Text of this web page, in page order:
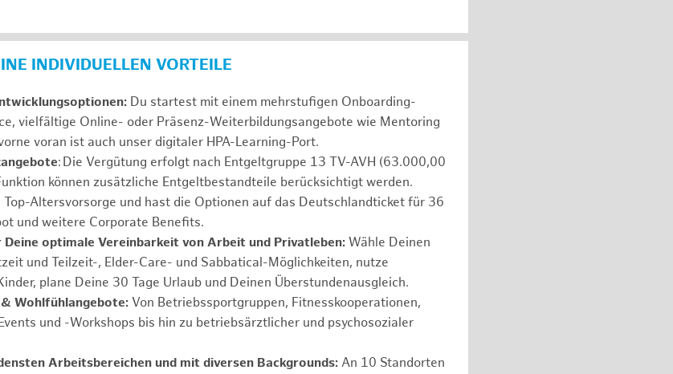
INDIVIDUELLEN VORTEILE
Du startest mit einem mehrstufigen Onboarding-
vielfältige Online- oder Präsenz-Weiterbildungsangebote wie Mentoring
voran ist auch unser digitaler HPA-Learning-Port.
: Die Vergütung erfolgt nach Entgeltgruppe 13 TV-AVH (63.000,00
können zusätzliche Entgeltbestandteile berücksichtigt werden.
Altersvorsorge und hast die Optionen auf das Deutschlandticket für 36
und weitere Corporate Benefits.
optimale Vereinbarkeit von Arbeit und Privatleben: Wähle Deinen
und Teilzeit-, Elder-Care- und Sabbatical-Möglichkeiten, nutze
plane Deine 30 Tage Urlaub und Deinen Überstundenausgleich.
Wohlfühlangebote: Von Betriebssportgruppen, Fitnesskooperationen,
und -Workshops bis hin zu betriebsärztlicher und psychosozialer
Arbeitsbereichen und mit diversen Backgrounds: An 10 Standorten